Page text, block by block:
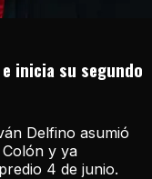
inicia su segundo
Delfino asumió
y ya
4 de junio.